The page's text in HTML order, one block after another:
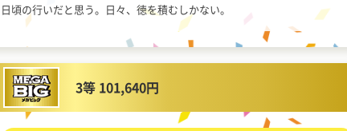
日頃の行いだと思う。日々、徳を積むしかない。
3等 101,640円